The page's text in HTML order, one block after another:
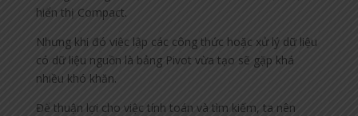
hiển thị Compact.
Nhưng khi đó việc lập các công thức hoặc xử lý dữ liệu
có dữ liệu nguồn là bảng Pivot vừa tạo sẽ gặp khá
nhiều khó khăn.
Để thuận lợi cho việc tính toán và tìm kiếm, ta nên